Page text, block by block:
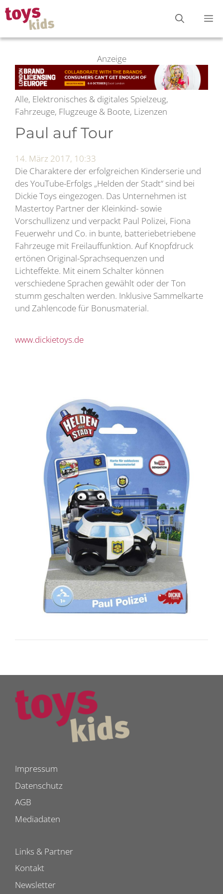
Zum
Inhalt
springen
Anzeige
Alle, Elektronisches & digitales Spielzeug,
Fahrzeuge, Flugzeuge & Boote, Lizenzen
Paul auf Tour
14. März 2017, 10:33
Die Charaktere der erfolgreichen Kinderserie und
des YouTube-Erfolgs „Helden der Stadt“ sind bei
Dickie Toys eingezogen. Das Unternehmen ist
Mastertoy Partner der Kleinkind- sowie
Vorschullizenz und verpackt Paul Polizei, Fiona
Feuerwehr und Co. in bunte, batteriebetriebene
Fahrzeuge mit Freilauffunktion. Auf Knopfdruck
ertönen Original-Sprachsequenzen und
Lichteffekte. Mit einem Schalter können
verschiedene Sprachen gewählt oder der Ton
stumm geschalten werden. Inklusive Sammelkarte
und Zahlencode für Bonusmaterial.
www.dickietoys.de
Impressum
Datenschutz
AGB
Mediadaten
Links & Partner
Kontakt
Newsletter